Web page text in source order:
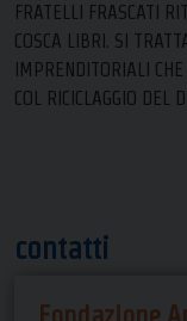
contatti
Fondazione
FRATELLI FRASCATI
COSCA LIBRI. SI
IMPRENDITORIALI
COL RICICLAGGIO DEL